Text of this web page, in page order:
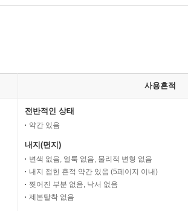
사용흔적
전반적인 상태
약간 있음
내지(면지)
변색 없음, 얼룩 없음, 물리적 변형 없음
내지 접힌 흔적 약간 있음 (5페이지 이내)
찢어진 부분 없음, 낙서 없음
제본탈착 없음